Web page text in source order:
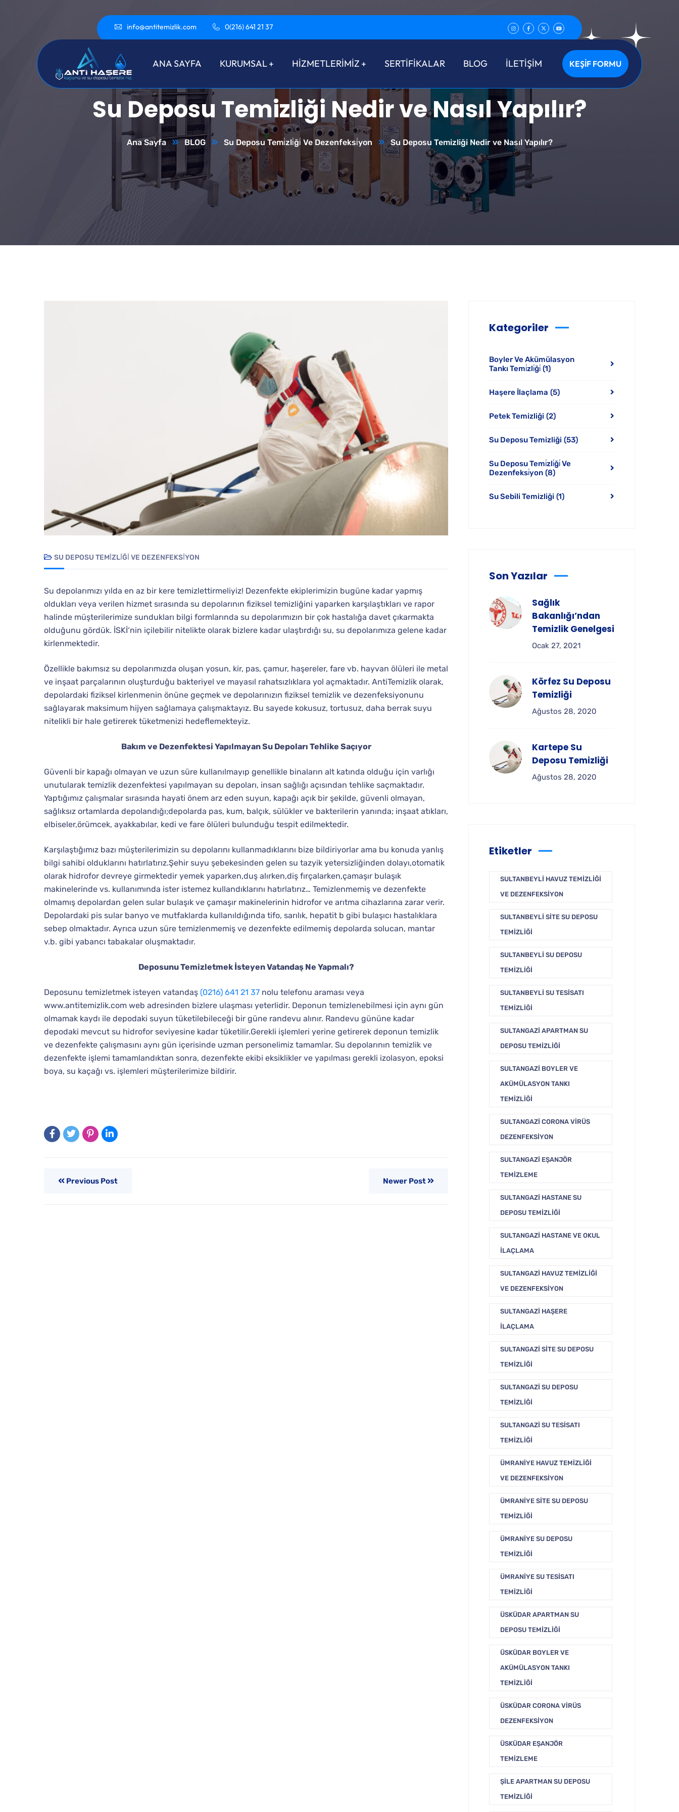
info@antitemizlik.com 0(216) 641 21 37
ANA SAYFA KURUMSAL HİZMETLERİMİZ SERTİFİKALAR BLOG İLETİŞİM KEŞİF FORMU
Su Deposu Temizliği Nedir ve Nasıl Yapılır?
Ana Sayfa BLOG Su Deposu Temi̇zli̇ği̇ Ve Dezenfeksi̇yon Su Deposu Temizliği Nedir ve Nasıl Yapılır?
SU DEPOSU TEMİZLİĞİ VE DEZENFEKSİYON
Su depolarımızı yılda en az bir kere temizlettirmeliyiz! Dezenfekte ekiplerimizin bugüne kadar yapmış
oldukları veya verilen hizmet sırasında su depolarının fiziksel temizliğini yaparken karşılaştıkları ve rapor
halinde müşterilerimize sundukları bilgi formlarında su depolarımızın bir çok hastalığa davet çıkarmakta
olduğunu gördük. İSKİ‘nin içilebilir nitelikte olarak bizlere kadar ulaştırdığı su, su depolarımıza gelene kadar
kirlenmektedir.
Özellikle bakımsız su depolarımızda oluşan yosun, kir, pas, çamur, haşereler, fare vb. hayvan ölüleri ile metal
ve inşaat parçalarının oluşturduğu bakteriyel ve mayasıl rahatsızlıklara yol açmaktadır. AntiTemizlik olarak,
depolardaki fiziksel kirlenmenin önüne geçmek ve depolarınızın fiziksel temizlik ve dezenfeksiyonunu
sağlayarak maksimum hijyen sağlamaya çalışmaktayız. Bu sayede kokusuz, tortusuz, daha berrak suyu
nitelikli bir hale getirerek tüketmenizi hedeflemekteyiz.
Bakım ve Dezenfektesi Yapılmayan Su Depoları Tehlike Saçıyor
Güvenli bir kapağı olmayan ve uzun süre kullanılmayıp genellikle binaların alt katında olduğu için varlığı
unutularak temizlik dezenfektesi yapılmayan su depoları, insan sağlığı açısından tehlike saçmaktadır.
Yaptığımız çalışmalar sırasında hayati önem arz eden suyun, kapağı açık bir şekilde, güvenli olmayan,
sağlıksız ortamlarda depolandığı;depolarda pas, kum, balçık, sülükler ve bakterilerin yanında; inşaat atıkları,
elbiseler,örümcek, ayakkabılar, kedi ve fare ölüleri bulunduğu tespit edilmektedir.
Karşılaştığımız bazı müşterilerimizin su depolarını kullanmadıklarını bize bildiriyorlar ama bu konuda yanlış
bilgi sahibi olduklarını hatırlatırız.Şehir suyu şebekesinden gelen su tazyik yetersizliğinden dolayı,otomatik
olarak hidrofor devreye girmektedir yemek yaparken,duş alırken,diş fırçalarken,çamaşır bulaşık
makinelerinde vs. kullanımında ister istemez kullandıklarını hatırlatırız… Temizlenmemiş ve dezenfekte
olmamış depolardan gelen sular bulaşık ve çamaşır makinelerinin hidrofor ve arıtma cihazlarına zarar verir.
Depolardaki pis sular banyo ve mutfaklarda kullanıldığında tifo, sarılık, hepatit b gibi bulaşıcı hastalıklara
sebep olmaktadır. Ayrıca uzun süre temizlenmemiş ve dezenfekte edilmemiş depolarda solucan, mantar
v.b. gibi yabancı tabakalar oluşmaktadır.
Deposunu Temizletmek İsteyen Vatandaş Ne Yapmalı?
Deposunu temizletmek isteyen vatandaş (0216) 641 21 37 nolu telefonu araması veya
www.antitemizlik.com web adresinden bizlere ulaşması yeterlidir. Deponun temizlenebilmesi için aynı gün
olmamak kaydı ile depodaki suyun tüketilebileceği bir güne randevu alınır. Randevu gününe kadar
depodaki mevcut su hidrofor seviyesine kadar tüketilir.Gerekli işlemleri yerine getirerek deponun temizlik
ve dezenfekte çalışmasını aynı gün içerisinde uzman personelimiz tamamlar. Su depolarının temizlik ve
dezenfekte işlemi tamamlandıktan sonra, dezenfekte ekibi eksiklikler ve yapılması gerekli izolasyon, epoksi
boya, su kaçağı vs. işlemleri müşterilerimize bildirir.
Previous Post Newer Post
Kategoriler
Boyler Ve Akümülasyon
Tankı Temi̇zli̇ği̇ (1)
Haşere İlaçlama (5)
Petek Temizliği (2)
Su Deposu Temizliği (53)
Su Deposu Temi̇zli̇ği̇ Ve
Dezenfeksi̇yon (8)
Su Sebili Temizliği (1)
Son Yazılar
Sağlık
Bakanlığı’ndan
Temizlik Genelgesi
Ocak 27, 2021
Körfez Su Deposu
Temizliği
Ağustos 28, 2020
Kartepe Su
Deposu Temizliği
Ağustos 28, 2020
Etiketler
SULTANBEYLI HAVUZ TEMIZLIĞI
VE DEZENFEKSIYON
SULTANBEYLI SITE SU DEPOSU
TEMIZLIĞI
SULTANBEYLI SU DEPOSU
TEMIZLIĞI
SULTANBEYLI SU TESISATI
TEMIZLIĞI
SULTANGAZI APARTMAN SU
DEPOSU TEMIZLIĞI
SULTANGAZI BOYLER VE
AKÜMÜLASYON TANKI
TEMIZLIĞI
SULTANGAZI CORONA VIRÜS
DEZENFEKSIYON
SULTANGAZI EŞANJÖR
TEMIZLEME
SULTANGAZI HASTANE SU
DEPOSU TEMIZLIĞI
SULTANGAZI HASTANE VE OKUL
İLAÇLAMA
SULTANGAZI HAVUZ TEMIZLIĞI
VE DEZENFEKSIYON
SULTANGAZI HAŞERE
İLAÇLAMA
SULTANGAZI SITE SU DEPOSU
TEMIZLIĞI
SULTANGAZI SU DEPOSU
TEMIZLIĞI
SULTANGAZI SU TESISATI
TEMIZLIĞI
ÜMRANIYE HAVUZ TEMIZLIĞI
VE DEZENFEKSIYON
ÜMRANIYE SITE SU DEPOSU
TEMIZLIĞI
ÜMRANIYE SU DEPOSU
TEMIZLIĞI
ÜMRANIYE SU TESISATI
TEMIZLIĞI
ÜSKÜDAR APARTMAN SU
DEPOSU TEMIZLIĞI
ÜSKÜDAR BOYLER VE
AKÜMÜLASYON TANKI
TEMIZLIĞI
ÜSKÜDAR CORONA VIRÜS
DEZENFEKSIYON
ÜSKÜDAR EŞANJÖR
TEMIZLEME
ŞILE APARTMAN SU DEPOSU
TEMIZLIĞI